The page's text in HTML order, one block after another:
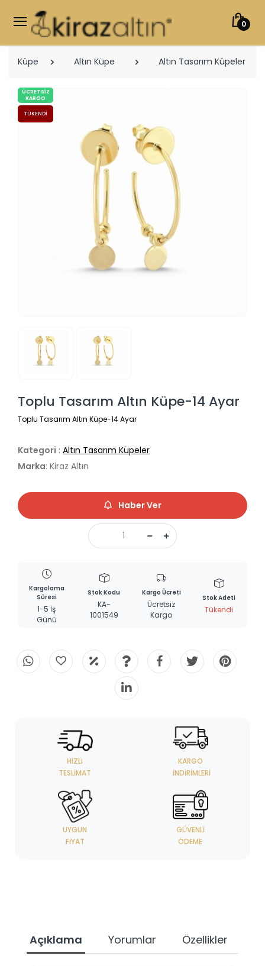
0
Küpe Altın Küpe Altın Tasarım Küpeler
ÜCRETSIZ
KARGO
TÜKENDI
Toplu Tasarım Altın Küpe-14 Ayar
Toplu Tasarım Altın Küpe-14 Ayar
Kategori : Altın Tasarım Küpeler
Marka: Kiraz Altın
Haber Ver
Kargolama
Süresi
1-5 İş
Günü
Stok Kodu
KA-
1001549
Kargo Ücreti
Ücretsiz
Kargo
Stok Adeti
Tükendi
HIZLI
TESLIMAT
KARGO
İNDIRIMLERI
UYGUN
FIYAT
GÜVENLI
ÖDEME
Açıklama Yorumlar Özellikler